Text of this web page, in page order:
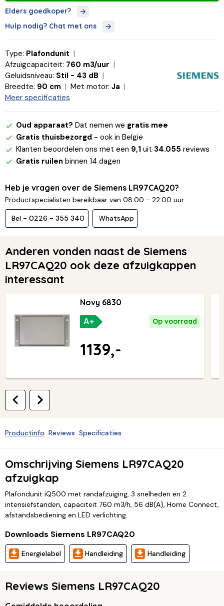
Elders goedkoper?
Hulp nodig? Chat met ons
Type: Plafondunit
Afzuigcapaciteit: 760 m3/uur
Geluidsniveau: Stil - 43 dB
Breedte: 90 cm Met motor: Ja
Meer specificaties
Oud apparaat? Dat nemen we gratis mee
Gratis thuisbezorgd - ook in België
Klanten beoordelen ons met een 9,1 uit 34.055 reviews
Gratis ruilen binnen 14 dagen
Heb je vragen over de Siemens LR97CAQ20?
Productspecialisten bereikbaar van 08:00 - 22:00 uur
Bel - 0226 - 355 340 WhatsApp
Anderen vonden naast de Siemens
LR97CAQ20 ook deze afzuigkappen
interessant
Novy 6830
A+ Op voorraad
1139,-
Productinfo Reviews Specificaties
Omschrijving Siemens LR97CAQ20
afzuigkap
Plafondunit iQ500 met randafzuiging, 3 snelheden en 2
intensiefstanden, capaciteit 760 m3/h, 56 dB(A), Home Connect,
afstandsbediening en LED verlichting.
Downloads Siemens LR97CAQ20
Energielabel Handleiding Handleiding
Reviews Siemens LR97CAQ20